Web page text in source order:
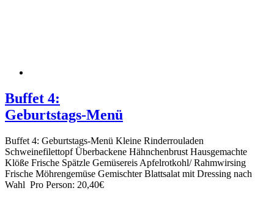
Buffet 4:
Geburtstags-Menü
Buffet 4: Geburtstags-Menü Kleine Rinderrouladen
Schweinefilettopf Überbackene Hähnchenbrust Hausgemachte
Klöße Frische Spätzle Gemüsereis Apfelrotkohl/ Rahmwirsing
Frische Möhrengemüse Gemischter Blattsalat mit Dressing nach
Wahl Pro Person: 20,40€